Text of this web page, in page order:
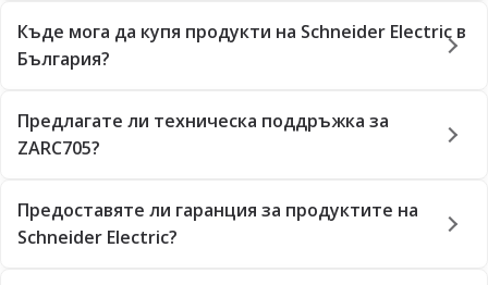
Къде мога да купя продукти на Schneider Electric в
България?
Предлагате ли техническа поддръжка за
ZARC705?
Предоставяте ли гаранция за продуктите на
Schneider Electric?